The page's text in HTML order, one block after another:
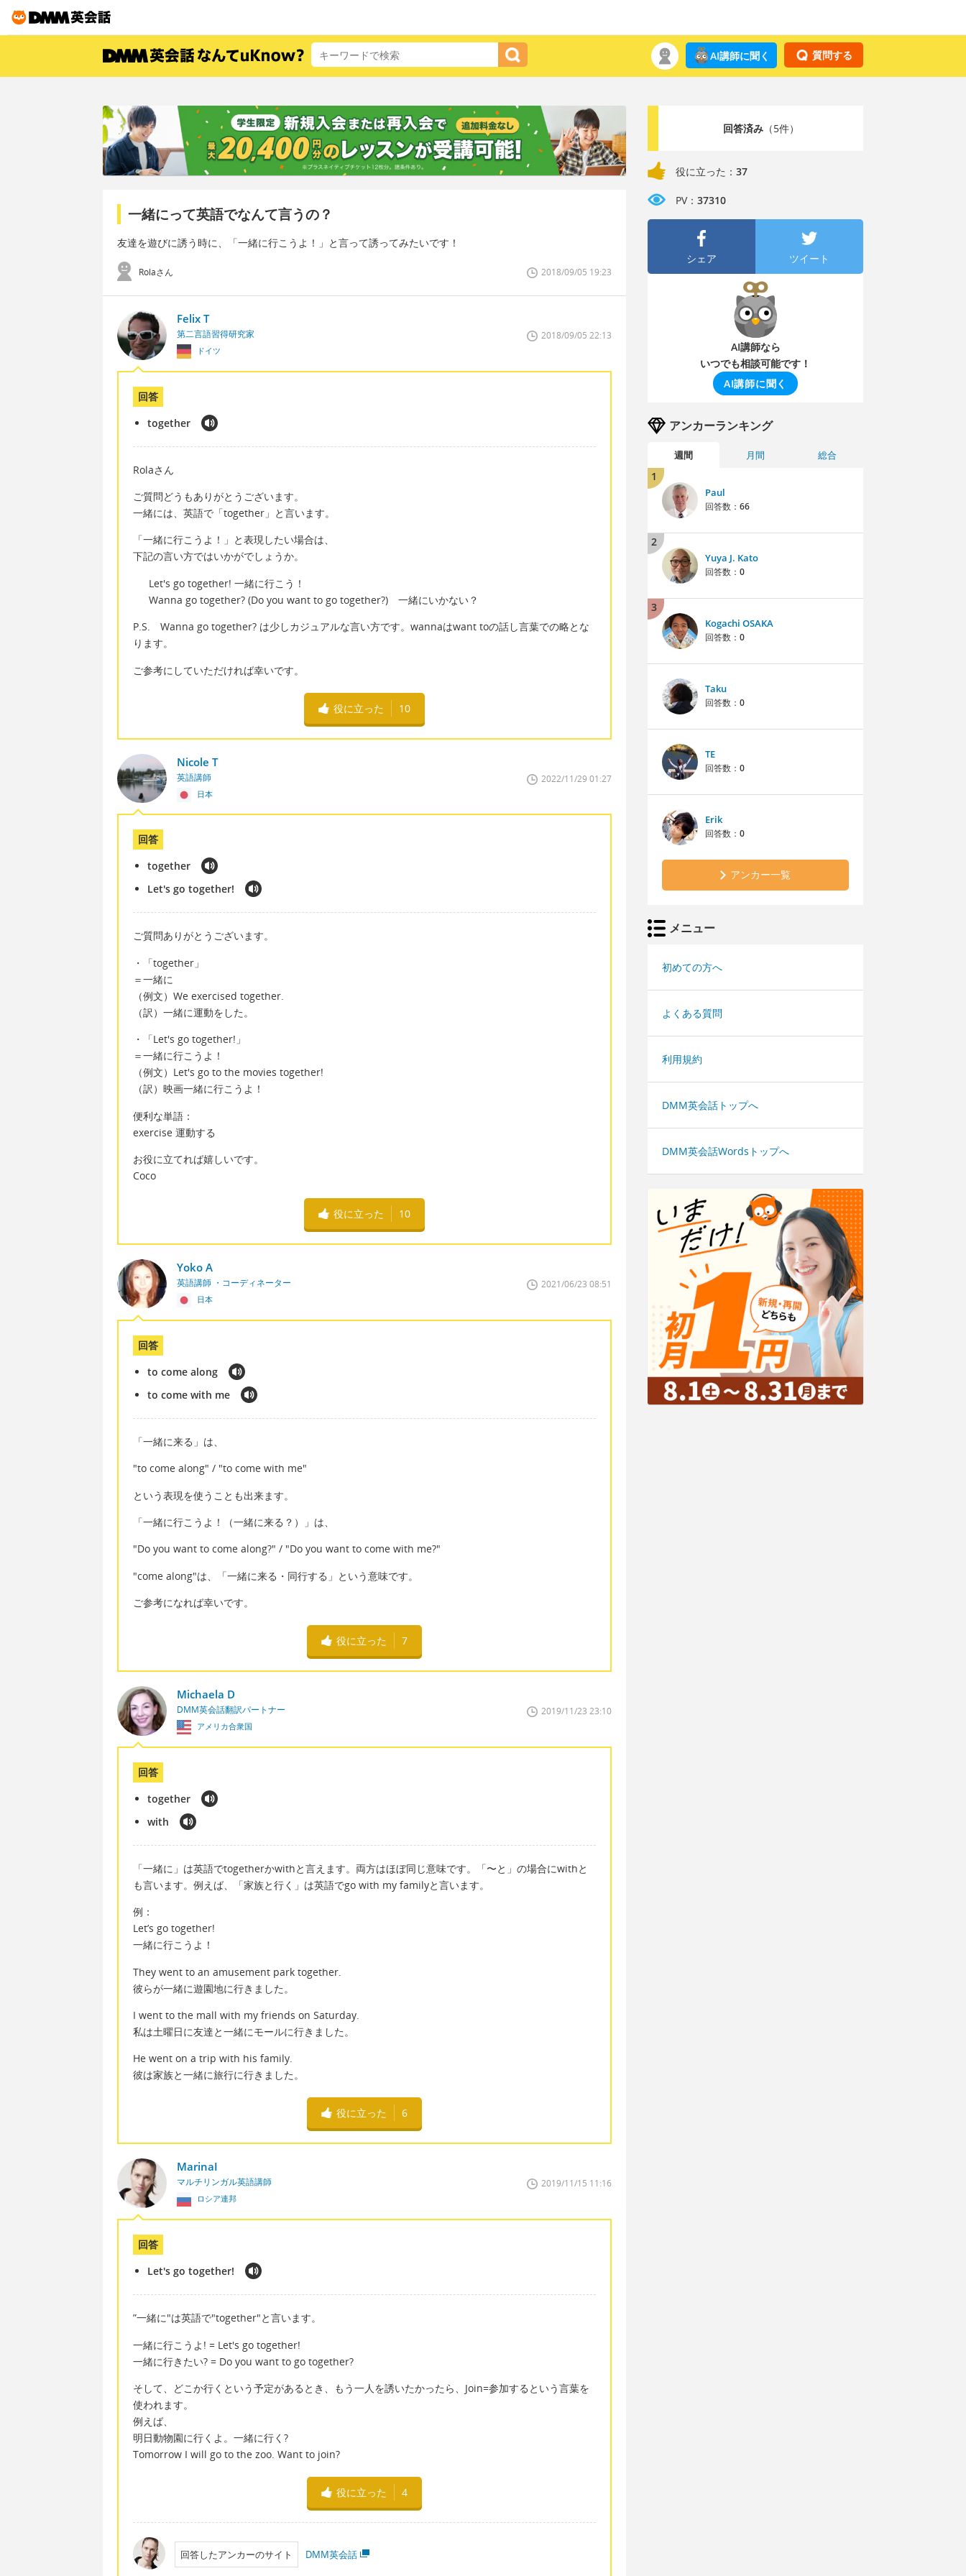
質問する
AI講師に聞く
一緒にって英語でなんて言うの？
友達を遊びに誘う時に、「一緒に行こうよ！」と言って誘ってみたいです！
Rolaさん 2018/09/05 19:23
Felix T
第二言語習得研究家
ドイツ
2018/09/05 22:13
回答
together
Rolaさん
ご質問どうもありがとうございます。
一緒には、英語で「together」と言います。
「一緒に行こうよ！」と表現したい場合は、
下記の言い方ではいかがでしょうか。
Let's go together! 一緒に行こう！
Wanna go together? (Do you want to go together?) 一緒にいかない？
P.S. Wanna go together? は少しカジュアルな言い方です。wannaはwant toの話し言葉での略とな
ります。
ご参考にしていただければ幸いです。
役に立った 10
Nicole T
英語講師
日本
2022/11/29 01:27
回答
together
Let's go together!
ご質問ありがとうございます。
・「together」
＝一緒に
（例文）We exercised together.
（訳）一緒に運動をした。
・「Let's go together!」
＝一緒に行こうよ！
（例文）Let's go to the movies together!
（訳）映画一緒に行こうよ！
便利な単語：
exercise 運動する
お役に立てれば嬉しいです。
Coco
役に立った 10
Yoko A
英語講師 ・コーディネーター
日本
2021/06/23 08:51
回答
to come along
to come with me
「一緒に来る」は、
"to come along" / "to come with me"
という表現を使うことも出来ます。
「一緒に行こうよ！（一緒に来る？）」は、
"Do you want to come along?" / "Do you want to come with me?"
"come along"は、「一緒に来る・同行する」という意味です。
ご参考になれば幸いです。
役に立った 7
Michaela D
DMM英会話翻訳パートナー
アメリカ合衆国
2019/11/23 23:10
回答
together
with
「一緒に」は英語でtogetherかwithと言えます。両方はほぼ同じ意味です。「〜と」の場合にwithと
も言います。例えば、「家族と行く」は英語でgo with my familyと言います。
例：
Let’s go together!
一緒に行こうよ！
They went to an amusement park together.
彼らが一緒に遊園地に行きました。
I went to the mall with my friends on Saturday.
私は土曜日に友達と一緒にモールに行きました。
He went on a trip with his family.
彼は家族と一緒に旅行に行きました。
役に立った 6
MarinaI
マルチリンガル英語講師
ロシア連邦
2019/11/15 11:16
回答
Let's go together!
”一緒に"は英語で"together"と言います。
一緒に行こうよ! = Let's go together!
一緒に行きたい? = Do you want to go together?
そして、どこか行くという予定があるとき、もう一人を誘いたかったら、Join=参加するという言葉を
使われます。
例えば、
明日動物園に行くよ。一緒に行く?
Tomorrow I will go to the zoo. Want to join?
役に立った 4
回答したアンカーのサイト DMM英会話
回答済み（5件）
役に立った： 37
PV： 37310
シェア ツイート
AI講師なら
いつでも相談可能です！
AI講師に聞く
アンカーランキング
週間 月間 総合
1
Paul
回答数： 66
2
Yuya J. Kato
回答数： 0
3
Kogachi OSAKA
回答数： 0
Taku
回答数： 0
TE
回答数： 0
Erik
回答数： 0
アンカー一覧
メニュー
初めての方へ
よくある質問
利用規約
DMM英会話トップへ
DMM英会話Wordsトップへ